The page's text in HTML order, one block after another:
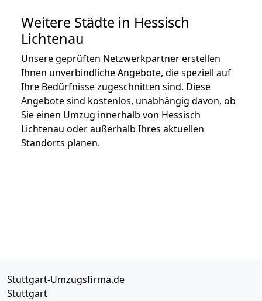
Weitere Städte in Hessisch
Lichtenau
Unsere geprüften Netzwerkpartner erstellen
Ihnen unverbindliche Angebote, die speziell auf
Ihre Bedürfnisse zugeschnitten sind. Diese
Angebote sind kostenlos, unabhängig davon, ob
Sie einen Umzug innerhalb von Hessisch
Lichtenau oder außerhalb Ihres aktuellen
Standorts planen.
Stuttgart-Umzugsfirma.de
Stuttgart